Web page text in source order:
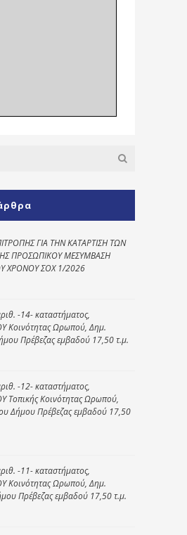
ΓΙΑ ΤΗΝ ΚΑΤΑΡΤΙΣΗ ΤΩΝ
ΠΡΟΣΩΠΙΚΟΥ ΜΕΣΥΜΒΑΣΗ
ΧΡΟΝΟΥ ΣΟΧ 1/2026
-14- καταστήματος,
Κοινότητας Ωρωπού, Δημ.
Πρέβεζας εμβαδού 17,50 τ.μ.
-12- καταστήματος,
Κοινότητας Ωρωπού,
Δήμου Πρέβεζας εμβαδού 17,50
-11- καταστήματος,
Κοινότητας Ωρωπού, Δημ.
Πρέβεζας εμβαδού 17,50 τ.μ.